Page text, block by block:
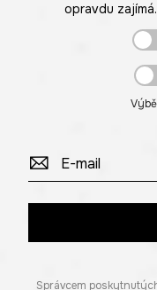
opravdu
Správcem